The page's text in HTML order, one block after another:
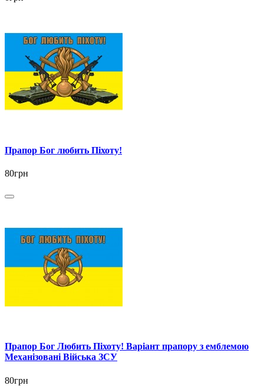
Прапор Бог любить Піхоту!
80грн
Прапор Бог Любить Піхоту! Варіант прапору з емблемою
Механізовані Війська ЗСУ
80грн